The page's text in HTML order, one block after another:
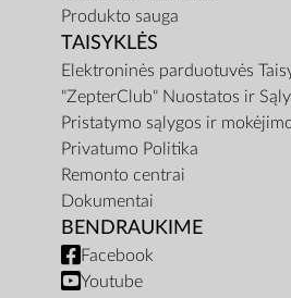
Produkto sauga
TAISYKLĖS
Elektroninės parduotuvės
"ZepterClub" Nuostatos ir
Pristatymo sąlygos ir
Privatumo Politika
Remonto centrai
Dokumentai
BENDRAUKIME
Facebook
Youtube